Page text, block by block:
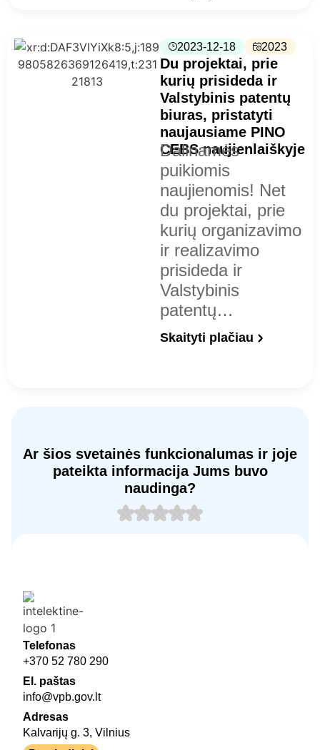
2023-12-18 2023
Du projektai, prie
kurių prisideda ir
Valstybinis patentų
biuras, pristatyti
naujausiame PINO
CEBS naujienlaiškyje
Dalinamės
puikiomis
naujienomis! Net
du projektai, prie
kurių organizavimo
ir realizavimo
prisideda ir
Valstybinis
patentų…
Skaityti plačiau
Ar šios svetainės funkcionalumas ir joje
pateikta informacija Jums buvo
naudinga?
Telefonas
+370 52 780 290
El. paštas
info@vpb.gov.lt
Adresas
Kalvarijų g. 3, Vilnius